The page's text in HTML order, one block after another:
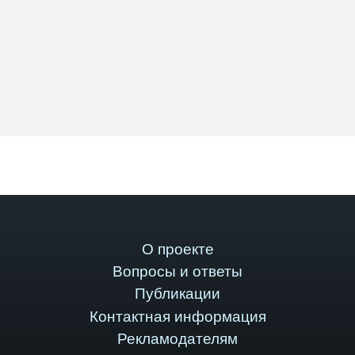
О проекте
Вопросы и ответы
Публикации
Контактная информация
Рекламодателям